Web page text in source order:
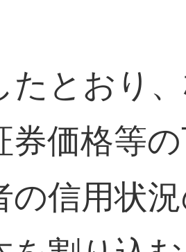
たとおり
券価格等
の信用状